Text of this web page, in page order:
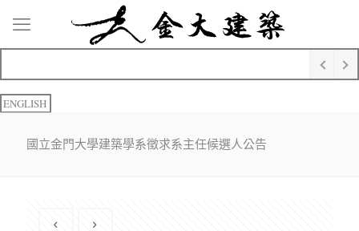
ENGLISH
國立金門大學建築學系徵求系主任候選人公告